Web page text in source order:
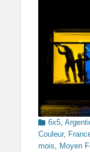
Categories
6x5
Couleur,
mois
Moyen